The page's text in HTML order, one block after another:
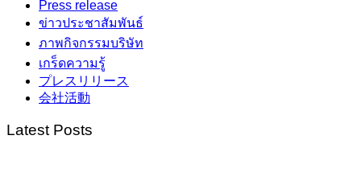
Press release
ข่าวประชาสัมพันธ์
ภาพกิจกรรมบริษัท
เกร็ดความรู้
プレスリリース
会社活動
Latest Posts